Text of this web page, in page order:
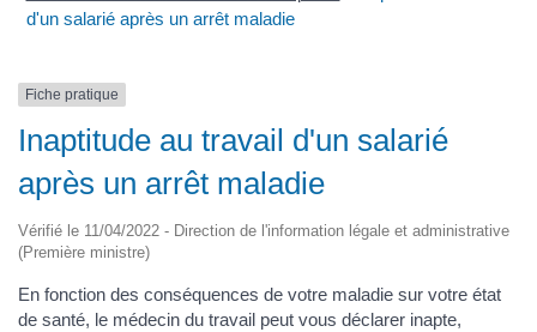
d'un salarié après un arrêt maladie
Fiche pratique
Inaptitude au travail d'un salarié
après un arrêt maladie
Vérifié le 11/04/2022 - Direction de l'information légale et administrative
(Première ministre)
En fonction des conséquences de votre maladie sur votre état
de santé, le médecin du travail peut vous déclarer inapte,